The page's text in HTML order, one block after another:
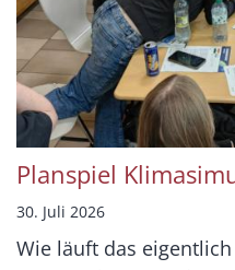
Planspiel
30. Juli 2026
Wie läuft das